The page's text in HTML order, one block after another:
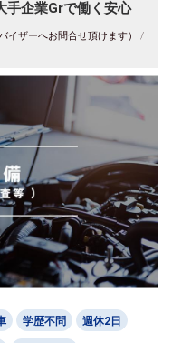
手企業Grで働く安心
イザーへお問合せ頂けます） /
学歴不問 週休2日